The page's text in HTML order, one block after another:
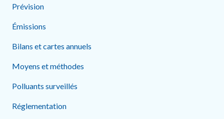
Prévision
Émissions
Bilans et cartes annuels
Moyens et méthodes
Polluants surveillés
Réglementation